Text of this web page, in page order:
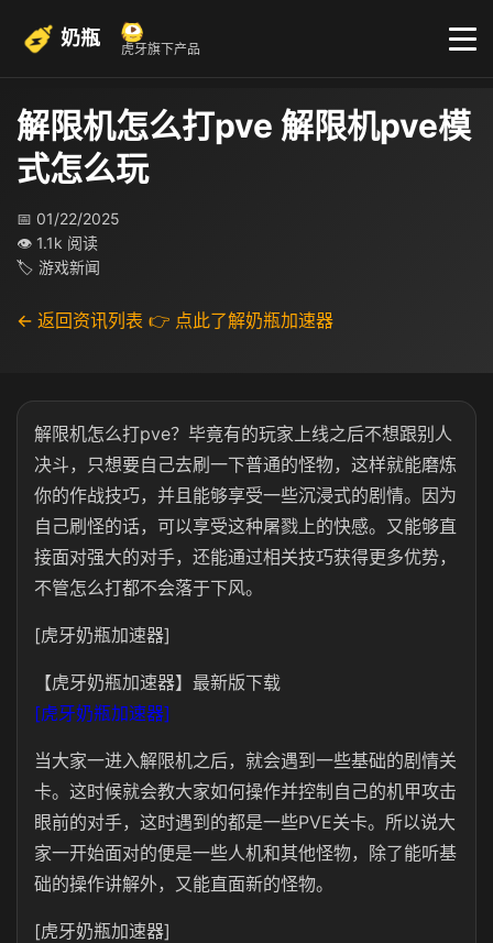
奶瓶 虎牙旗下产品
解限机怎么打pve 解限机pve模
式怎么玩
📅 01/22/2025
👁 1.1k 阅读
🏷 游戏新闻
← 返回资讯列表 👉 点此了解奶瓶加速器
解限机怎么打pve？毕竟有的玩家上线之后不想跟别人
决斗，只想要自己去刷一下普通的怪物，这样就能磨炼
你的作战技巧，并且能够享受一些沉浸式的剧情。因为
自己刷怪的话，可以享受这种屠戮上的快感。又能够直
接面对强大的对手，还能通过相关技巧获得更多优势，
不管怎么打都不会落于下风。
[虎牙奶瓶加速器]
【虎牙奶瓶加速器】最新版下载
[虎牙奶瓶加速器]
当大家一进入解限机之后，就会遇到一些基础的剧情关
卡。这时候就会教大家如何操作并控制自己的机甲攻击
眼前的对手，这时遇到的都是一些PVE关卡。所以说大
家一开始面对的便是一些人机和其他怪物，除了能听基
础的操作讲解外，又能直面新的怪物。
[虎牙奶瓶加速器]